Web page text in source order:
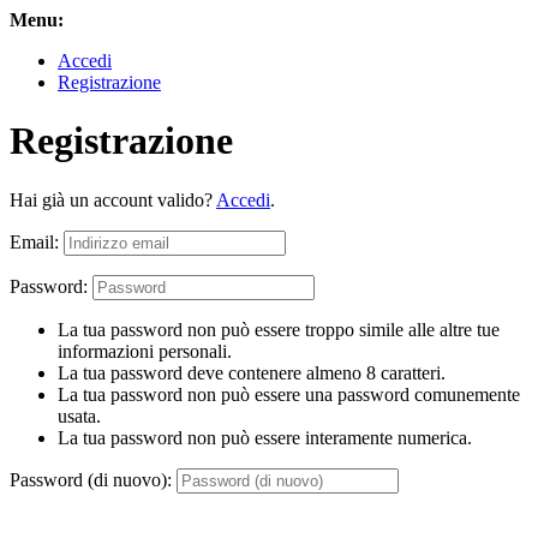
Menu:
Accedi
Registrazione
Registrazione
Hai già un account valido? Accedi.
Email:
Password:
La tua password non può essere troppo simile alle altre tue
informazioni personali.
La tua password deve contenere almeno 8 caratteri.
La tua password non può essere una password comunemente
usata.
La tua password non può essere interamente numerica.
Password (di nuovo):